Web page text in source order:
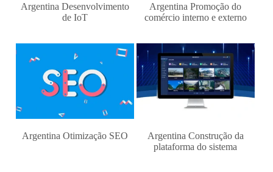
Argentina Desenvolvimento
de IoT
Argentina Promoção do
comércio interno e externo
Argentina Otimização SEO
Argentina Construção da
plataforma do sistema